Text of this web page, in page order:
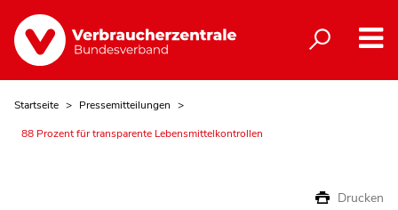
Startseite
Pressemitteilungen
88 Prozent für transparente Lebensmittelkontrollen
Drucken